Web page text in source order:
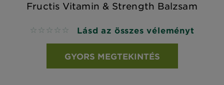
Fructis Vitamin & Strength Balzsam
No reviews Lásd az összes véleményt
GYORS MEGTEKINTÉS